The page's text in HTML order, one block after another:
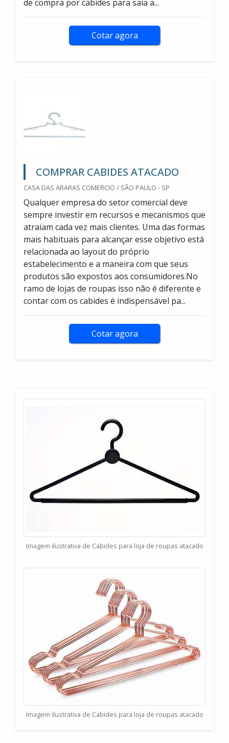
de compra por cabides para saia a...
Cotar agora
COMPRAR CABIDES ATACADO
CASA DAS ARARAS COMERCIO / SÃO PAULO - SP
Qualquer empresa do setor comercial deve
sempre investir em recursos e mecanismos que
atraiam cada vez mais clientes. Uma das formas
mais habituais para alcançar esse objetivo está
relacionada ao layout do próprio
estabelecimento e a maneira com que seus
produtos são expostos aos consumidores.No
ramo de lojas de roupas isso não é diferente e
contar com os cabides é indispensável pa...
Cotar agora
Imagem ilustrativa de Cabides para loja de roupas atacado
Imagem ilustrativa de Cabides para loja de roupas atacado